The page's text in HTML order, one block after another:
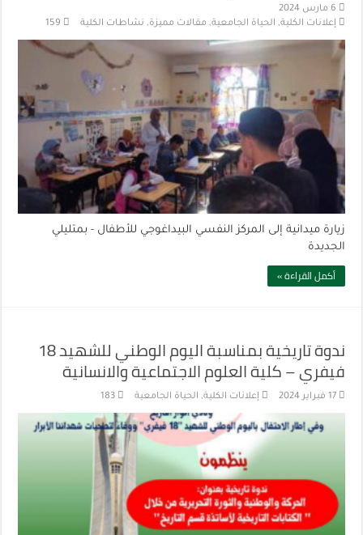
6 مارس 2024
إعلانات الكلية, الحياة الجامعية, مقالات مميزة, نشاطات الكلية 159
زيارة ميدانية إلى المركز النفسي البيداغوجي للأطفال - بمتليلي
الجديدة
أكمل القراءة »
ندوة تاريخية بمناسبة اليوم الوطني للشهيد 18
فيفري – كلية العلوم الاجتماعية والانسانية
17 فبراير 2024 إعلانات الكلية, الحياة الجامعية 183